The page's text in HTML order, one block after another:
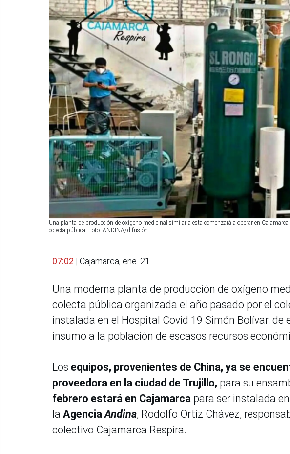
Una planta de producción de oxígeno medicinal similar a esta comenzará a operar en
colecta pública. Foto: ANDINA/difusión.
07:02 | Cajamarca, ene. 21.
Una moderna planta de producción de oxígeno
colecta pública organizada el año pasado por el
instalada en el Hospital Covid 19 Simón Bolívar,
insumo a la población de escasos recursos
Los equipos, provenientes de China, ya se
proveedora en la ciudad de Trujillo, para su
febrero estará en Cajamarca para ser instalada
la AgenciaAndina, Rodolfo Ortiz Chávez,
colectivo Cajamarca Respira.